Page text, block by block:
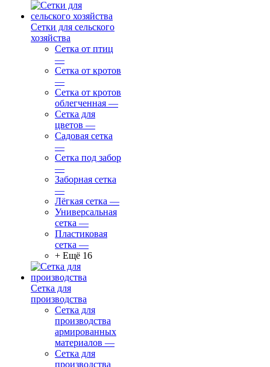
Сетки для сельского
хозяйства
Сетка от птиц
—
Сетка от кротов
—
Сетка от кротов
облегченная —
Сетка для
цветов —
Садовая сетка
—
Сетка под забор
—
Заборная сетка
—
Лёгкая сетка —
Универсальная
сетка —
Пластиковая
сетка —
+ Ещё 16
Сетка для
производства
Сетка для
производства
армированных
материалов —
Сетка для
производства